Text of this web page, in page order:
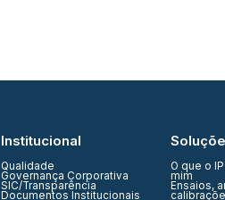
Institucional
Qualidade
Governança Corporativa
SIC/Transparência
Documentos Institucionais
O que o
mim
Ensaios,